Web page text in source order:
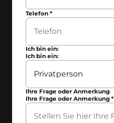
Telefon*
Ich bin ein:
Ich bin ein:
Ihre Frage oder Anmerkung
Ihre Frage oder Anmerkung*